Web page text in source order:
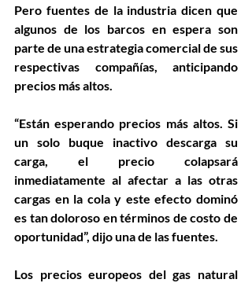
Pero fuentes de la industria dicen que
algunos de los barcos en espera son
parte de una estrategia comercial de sus
respectivas compañías, anticipando
precios más altos.
“Están esperando precios más altos. Si
un solo buque inactivo descarga su
carga, el precio colapsará
inmediatamente al afectar a las otras
cargas en la cola y este efecto dominó
es tan doloroso en términos de costo de
oportunidad”, dijo una de las fuentes.
Los precios europeos del gas natural